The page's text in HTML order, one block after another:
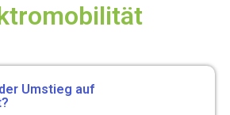
Umstieg auf